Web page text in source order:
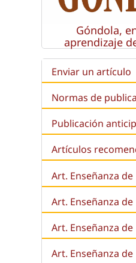
Góndola,
aprendizaje
Enviar un artículo
Normas de
Publicación
Artículos
Art. Enseñanza
Art. Enseñanza
Art. Enseñanza de
Art. Enseñanza de